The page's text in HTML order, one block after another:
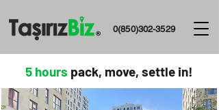
0(850)302-3529
5 hours pack, move, settle in!